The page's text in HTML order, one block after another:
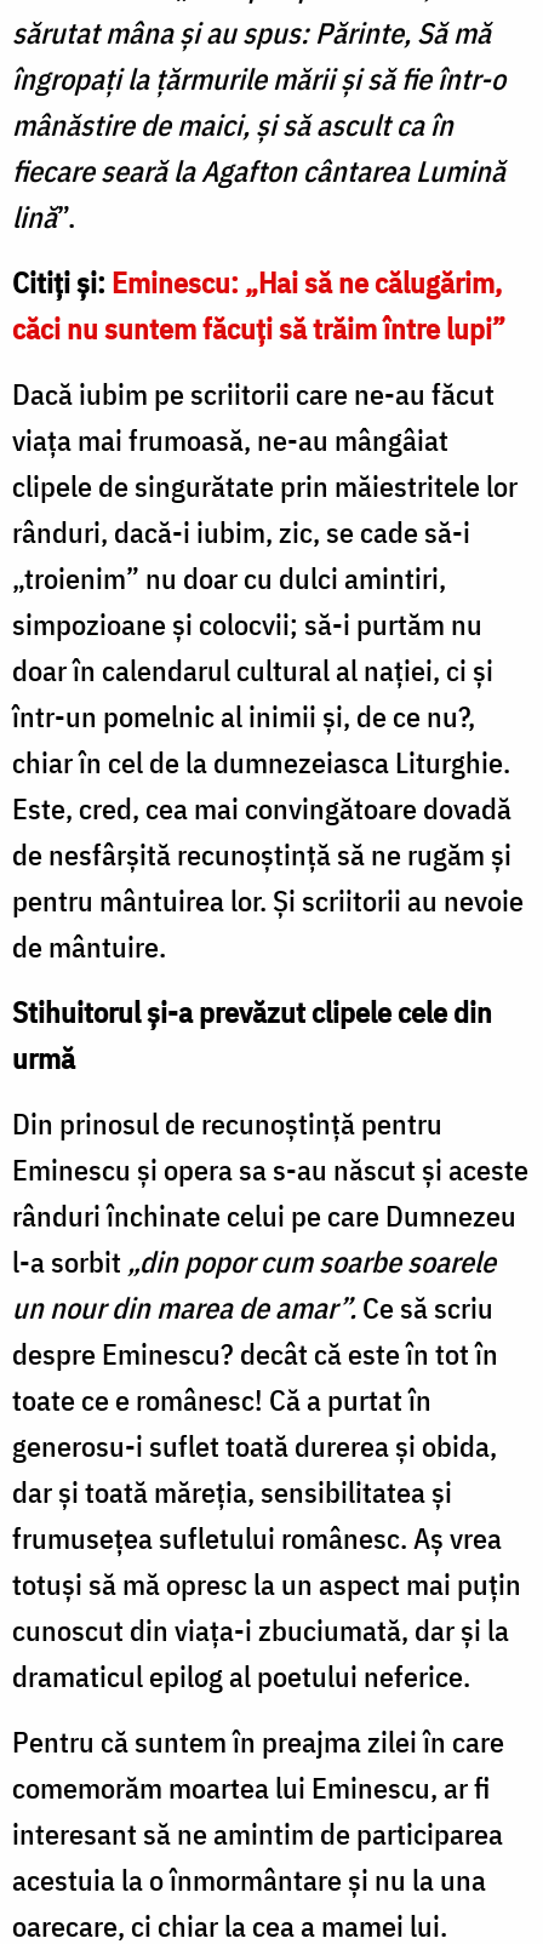
sărutat mâna şi au spus: Părinte, Să mă
îngropaţi la ţărmurile mării şi să fie într-o
mânăstire de maici, şi să ascult ca în
fiecare seară la Agafton cântarea Lumină
lină”.
Citiţi şi: Eminescu: „Hai să ne călugărim,
căci nu suntem făcuţi să trăim între lupi”
Dacă iubim pe scriitorii care ne-au făcut
viaţa mai frumoasă, ne-au mângâiat
clipele de singurătate prin măiestritele lor
rânduri, dacă-i iubim, zic, se cade să-i
„troienim” nu doar cu dulci amintiri,
simpozioane şi colocvii; să-i purtăm nu
doar în calendarul cultural al naţiei, ci şi
într-un pomelnic al inimii şi, de ce nu?,
chiar în cel de la dumnezeiasca Liturghie.
Este, cred, cea mai convingătoare dovadă
de nesfârşită recunoştinţă să ne rugăm şi
pentru mântuirea lor. Și scriitorii au nevoie
de mântuire.
Stihuitorul și-a prevăzut clipele cele din
urmă
Din prinosul de recunoștință pentru
Eminescu și opera sa s-au născut și aceste
rânduri închinate celui pe care Dumnezeu
l-a sorbit „din popor cum soarbe soarele
un nour din marea de amar”.Ce să scriu
despre Eminescu? decât că este în tot în
toate ce e românesc! Că a purtat în
generosu-i suflet toată durerea și obida,
dar și toată măreția, sensibilitatea și
frumusețea sufletului românesc. Aș vrea
totuși să mă opresc la un aspect mai puțin
cunoscut din viața-i zbuciumată, dar și la
dramaticul epilog al poetului neferice.
Pentru că suntem în preajma zilei în care
comemorăm moartea lui Eminescu, ar fi
interesant să ne amintim de participarea
acestuia la o înmormântare şi nu la una
oarecare, ci chiar la cea a mamei lui.